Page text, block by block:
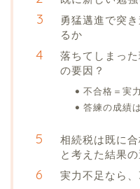
勇猛邁進で突
るか
落ちてしまっ
の要因？
不合格＝実
答練の成績
相続税は既に
と考えた結果
実力不足なら